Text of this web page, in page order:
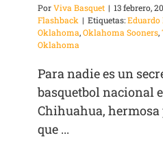
PorViva Basquet | 13 febrero,
Flashback | Etiquetas:Eduardo
Oklahoma,Oklahoma Sooners,
Oklahoma
Para nadie es un
basquetbol nacional
Chihuahua,
que ...